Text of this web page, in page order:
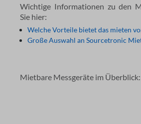
Wichtige Informationen zu den
Sie hier:
Welche Vorteile bietet das mieten
Große Auswahl an Sourcetronic
Mietbare Messgeräte im Überblick: